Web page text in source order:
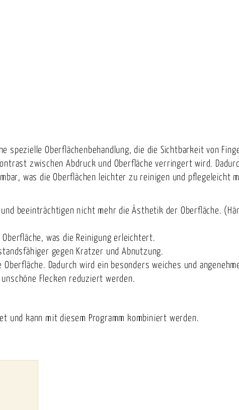
spezielle Oberflächenbehandlung, die die Sichtbarkeit von
zwischen Abdruck und Oberfläche verringert wird.
was die Oberflächen leichter zu reinigen und pflegeleicht
beeinträchtigen nicht mehr die Ästhetik der Oberfläche.
was die Reinigung erleichtert.
gegen Kratzer und Abnutzung.
Dadurch wird ein besonders weiches und
Flecken reduziert werden.
und kann mit diesem Programm kombiniert werden.